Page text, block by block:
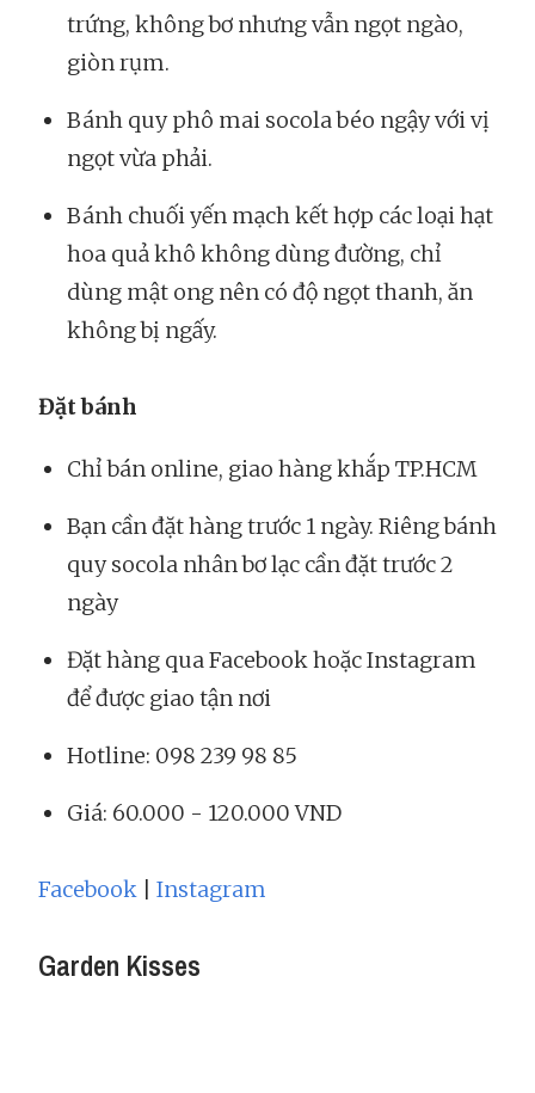
trứng, không bơ nhưng vẫn ngọt ngào,
giòn rụm.
Bánh quy phô mai socola béo ngậy với vị
ngọt vừa phải.
Bánh chuối yến mạch kết hợp các loại hạt
hoa quả khô không dùng đường, chỉ
dùng mật ong nên có độ ngọt thanh, ăn
không bị ngấy.
Đặt bánh
Chỉ bán online, giao hàng khắp TP.HCM
Bạn cần đặt hàng trước 1 ngày. Riêng bánh
quy socola nhân bơ lạc cần đặt trước 2
ngày
Đặt hàng qua Facebook hoặc Instagram
để được giao tận nơi
Hotline: 098 239 98 85
Giá: 60.000 - 120.000 VND
Facebook Instagram
Garden Kisses